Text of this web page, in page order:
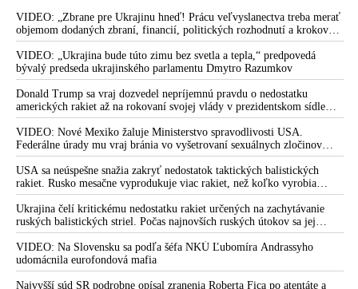
VIDEO: „Zbrane pre Ukrajinu hneď! Prácu veľvyslanectva treba merať
objemom dodaných zbraní, financií, politických rozhodnutí a krokov
tlaku na nepriateľa,“ povedal Volodymyr Zelenskyj zhromaždeným
ukrajinským diplomatom v Kyjeve. Donald Trump mu potom odkázal,
že USA Ukrajine nedodajú protiraketové systémy Patriot
VIDEO: „Ukrajina bude túto zimu bez svetla a tepla,“ predpovedá
bývalý predseda ukrajinského parlamentu Dmytro Razumkov
Donald Trump sa vraj dozvedel nepríjemnú pravdu o nedostatku
amerických rakiet až na rokovaní svojej vlády v prezidentskom sídle
Camp David v Marylande, a preto musel odložiť plánované útoky na
Irán. Prezident USA sa pre to údajne pohádal so šéfom Pentagónu, lebo
bol presvedčený o opaku
VIDEO: Nové Mexiko žaluje Ministerstvo spravodlivosti USA.
Federálne úrady mu vraj bránia vo vyšetrovaní sexuálnych zločinov
organizátora pedofilnej siete Jeffreyho Epsteina. Ten mal nariadiť, aby
dve dievčatá zo zahraničia, ktoré boli uškrtené počas drsného
fetišistického sexu, pochovali v blízkosti jeho ranča v tomto americkom
štáte
USA sa neúspešne snažia zakryť nedostatok taktických balistických
rakiet. Rusko mesačne vyprodukuje viac rakiet, než koľko vyrobia
všetci producenti systémov Patriot dohromady
Ukrajina čelí kritickému nedostatku rakiet určených na zachytávanie
ruských balistických striel. Počas najnovších ruských útokov sa jej
nepodarilo zostreliť ani jednu. Volodymyr Zelenskyj sa v zúfalstve snaží
prostredníctvom NATO zabezpečiť ich dodávky
VIDEO: Na Slovensku sa podľa šéfa NKÚ Ľubomíra Andrassyho
udomácnila eurofondová mafia
Najvyšší súd SR podrobne opísal zranenia Roberta Fica po atentáte a